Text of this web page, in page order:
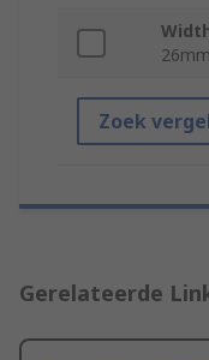
26mm
Zoek
Gerelateerde